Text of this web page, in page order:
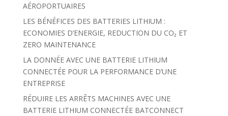
AÉROPORTUAIRES
LES BÉNÉFICES DES BATTERIES LITHIUM :
ECONOMIES D’ENERGIE, REDUCTION DU CO₂ ET
ZERO MAINTENANCE
LA DONNÉE AVEC UNE BATTERIE LITHIUM
CONNECTÉE POUR LA PERFORMANCE D’UNE
ENTREPRISE
RÉDUIRE LES ARRÊTS MACHINES AVEC UNE
BATTERIE LITHIUM CONNECTÉE BATCONNECT